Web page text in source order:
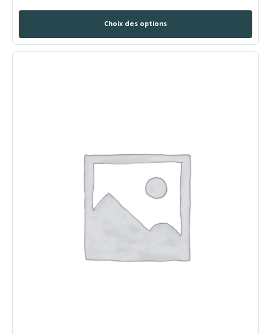
Choix des options